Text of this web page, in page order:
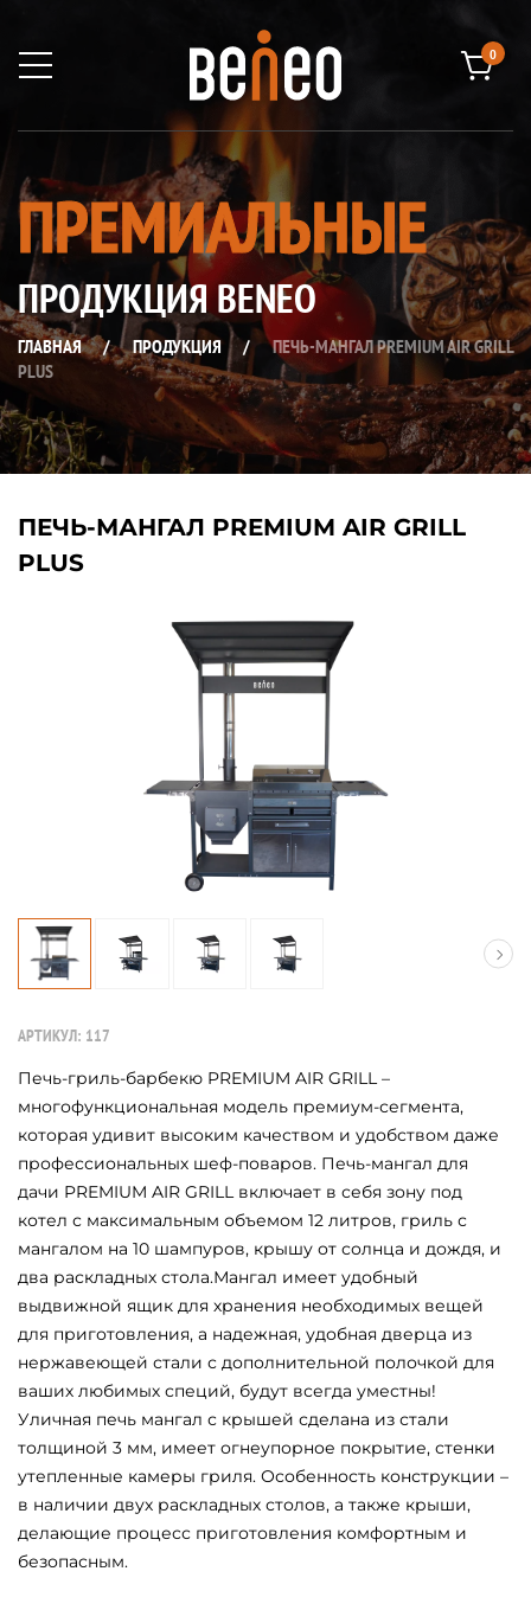
0
ПРЕМИАЛЬНЫЕ
ПРОДУКЦИЯ BENEO
ГЛАВНАЯ / ПРОДУКЦИЯ /
ПЕЧЬ-МАНГАЛ PREMIUM AIR GRILL
PLUS
ПЕЧЬ-МАНГАЛ PREMIUM AIR GRILL
PLUS
АРТИКУЛ: 117
Печь-гриль-барбекю PREMIUM AIR GRILL –
многофункциональная модель премиум-сегмента,
которая удивит высоким качеством и удобством даже
профессиональных шеф-поваров. Печь-мангал для
дачи PREMIUM AIR GRILL включает в себя зону под
котел с максимальным объемом 12 литров, гриль с
мангалом на 10 шампуров, крышу от солнца и дождя, и
два раскладных стола.Мангал имеет удобный
выдвижной ящик для хранения необходимых вещей
для приготовления, а надежная, удобная дверца из
нержавеющей стали с дополнительной полочкой для
ваших любимых специй, будут всегда уместны!
Уличная печь мангал с крышей сделана из стали
толщиной 3 мм, имеет огнеупорное покрытие, стенки
утепленные камеры гриля. Особенность конструкции –
в наличии двух раскладных столов, а также крыши,
делающие процесс приготовления комфортным и
безопасным.